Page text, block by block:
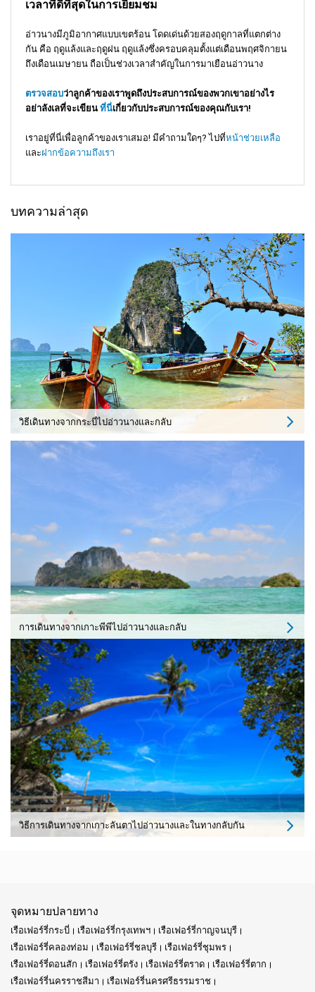
เวลาที่ดีที่สุดในการเยี่ยมชม
อ่าวนางมีภูมิอากาศแบบเขตร้อน โดดเด่นด้วยสองฤดูกาลที่แตกต่าง
กัน คือ ฤดูแล้งและฤดูฝน ฤดูแล้งซึ่งครอบคลุมตั้งแต่เดือนพฤศจิกายน
ถึงเดือนเมษายน ถือเป็นช่วงเวลาสำคัญในการมาเยือนอ่าวนาง
ตรวจสอบว่าลูกค้าของเราพูดถึงประสบการณ์ของพวกเขาอย่างไร
อย่าลังเลที่จะเขียน ที่นี่เกี่ยวกับประสบการณ์ของคุณกับเรา!
เราอยู่ที่นี่เพื่อลูกค้าของเราเสมอ! มีคำถามใดๆ? ไปที่หน้าช่วยเหลือ
และฝากข้อความถึงเรา
บทความล่าสุด
วิธีเดินทางจากกระบี่ไปอ่าวนางและกลับ
การเดินทางจากเกาะพีพีไปอ่าวนางและกลับ
วิธีการเดินทางจากเกาะลันตาไปอ่าวนางและในทางกลับกัน
จุดหมายปลายทาง
เรือเฟอร์รี่กระบี่ เรือเฟอร์รี่กรุงเทพฯ
เรือเฟอร์รี่กาญจนบุรี
เรือเฟอร์รี่คลองท่อม
เรือเฟอร์รี่ชลบุรี
เรือเฟอร์รี่ชุมพร
เรือเฟอร์รี่ดอนสัก
เรือเฟอร์รี่ตรัง เรือเฟอร์รี่ตราด
เรือเฟอร์รี่ตาก
เรือเฟอร์รี่นครราชสีมา
เรือเฟอร์รี่นครศรีธรรมราช